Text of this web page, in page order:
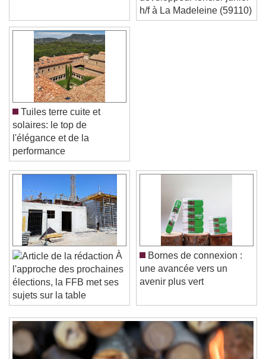
Video Player is loading.
Play Video
Play
Skip Backward
Skip Forward
Unmute
Current Time0:00
/
Duration-:-
Loaded:0%
Stream TypeLIVE
Seek to live, currently behind liveLIVE
Remaining Time
0:00
1x
développeur foncier junior
h/f à La Madeleine (59110)
Tuiles terre cuite et
solaires: le top de
l'élégance et de la
performance
l'approche des prochaines
élections, la FFB met ses
sujets sur la table
Bornes de connexion :
une avancée vers un